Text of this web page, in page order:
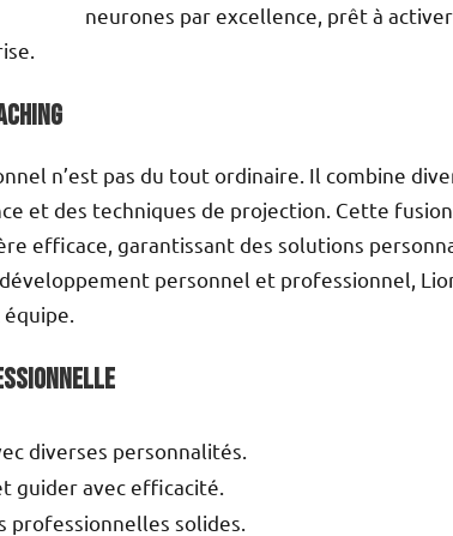
neurones par excellence, prêt à
n’est pas du tout ordinaire. Il combine
et des techniques de projection. Cette
efficace, garantissant des solutions
personnel et professionnel,
diverses personnalités.
guider avec efficacité.
professionnelles solides.